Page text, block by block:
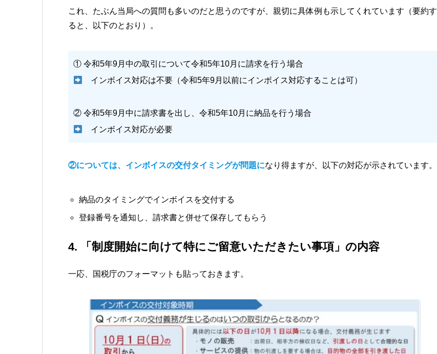
これ、たぶん当局への質問も多いのだと思うのですが、親切に具体例も示してくれています（要約す
ると、以下のとおり）。
① 令和5年9月中の取引について令和5年10月に請求を行う場合
インボイス対応は不要（令和5年9月以前にインボイス対応することは可）
② 令和5年9月中に請求書を出し、令和5年10月に納品を行う場合
インボイス対応が必要
②については、インボイスの交付タイミングが問題になり得ますが、以下の対応が示されています。
納品のタイミングでインボイスを交付する
登録番号を通知し、請求書と併せて保存してもらう
4. 「制度開始に向けて特にご留意いただきたい事項」の内容
一応、国税庁のフォーマットも貼っておきます。